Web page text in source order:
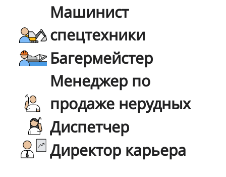
Машинист
спецтехники
Багермейстер
Менеджер по
продаже нерудных
Диспетчер
Директор карьера